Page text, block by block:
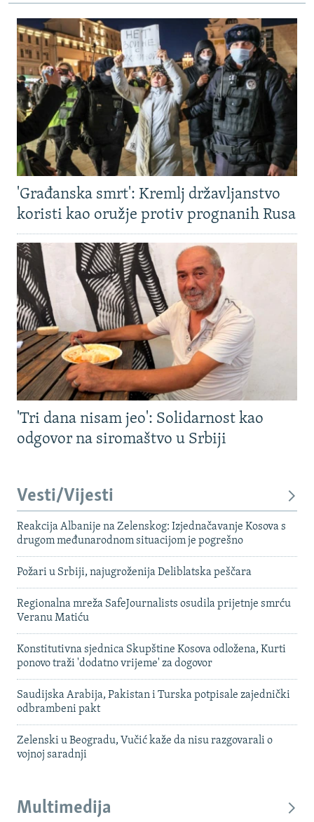
'Građanska smrt': Kremlj državljanstvo
koristi kao oružje protiv prognanih Rusa
'Tri dana nisam jeo': Solidarnost kao
odgovor na siromaštvo u Srbiji
Vesti/Vijesti
Reakcija Albanije na Zelenskog: Izjednačavanje Kosova s ​​
drugom međunarodnom situacijom je pogrešno
Požari u Srbiji, najugroženija Deliblatska peščara
Regionalna mreža SafeJournalists osudila prijetnje smrću
Veranu Matiću
Konstitutivna sjednica Skupštine Kosova odložena, Kurti
ponovo traži 'dodatno vrijeme' za dogovor
Saudijska Arabija, Pakistan i Turska potpisale zajednički
odbrambeni pakt
Zelenski u Beogradu, Vučić kaže da nisu razgovarali o
vojnoj saradnji
Multimedija